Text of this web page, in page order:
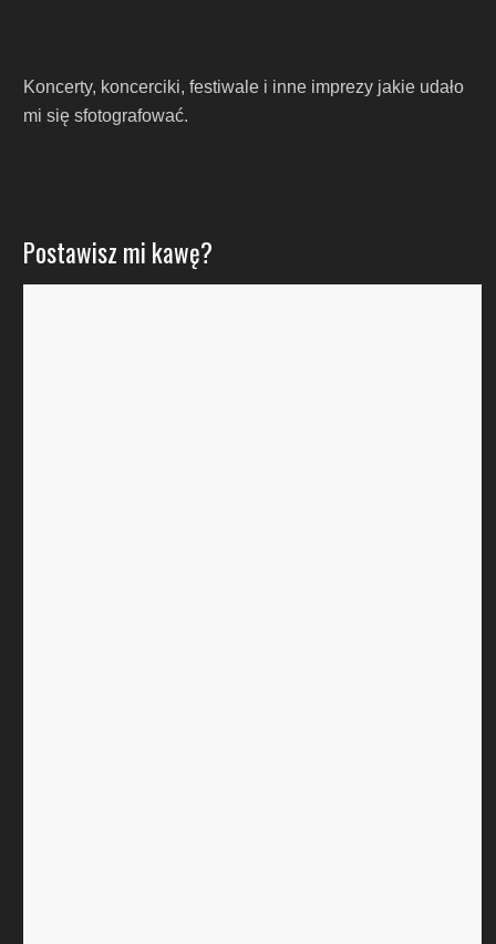
Koncerty, koncerciki, festiwale i inne imprezy jakie udało
mi się sfotografować.
Postawisz mi kawę?